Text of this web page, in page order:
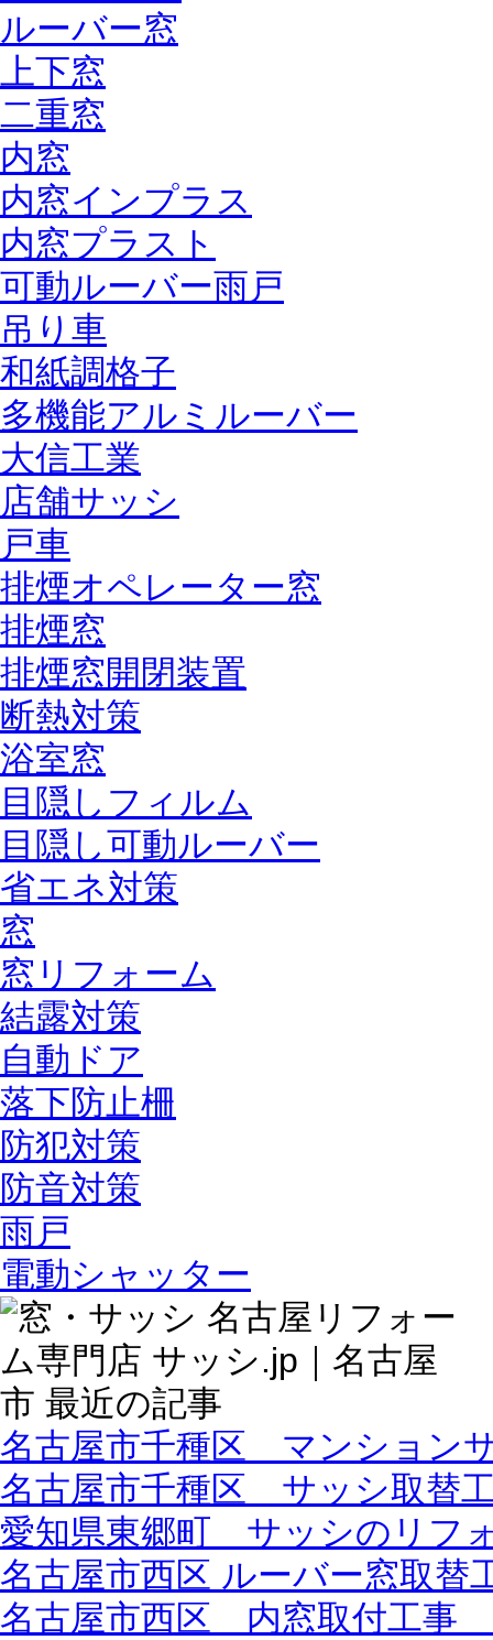
ルーバー窓
上下窓
二重窓
内窓
内窓インプラス
内窓プラスト
可動ルーバー雨戸
吊り車
和紙調格子
多機能アルミルーバー
大信工業
店舗サッシ
戸車
排煙オペレーター窓
排煙窓
排煙窓開閉装置
断熱対策
浴室窓
目隠しフィルム
目隠し可動ルーバー
省エネ対策
窓
窓リフォーム
結露対策
自動ドア
落下防止柵
防犯対策
防音対策
雨戸
電動シャッター
名古屋市千種区 マンション
名古屋市千種区 サッシ取替
愛知県東郷町 サッシのリフ
名古屋市西区 ルーバー窓取替
名古屋市西区 内窓取付工事